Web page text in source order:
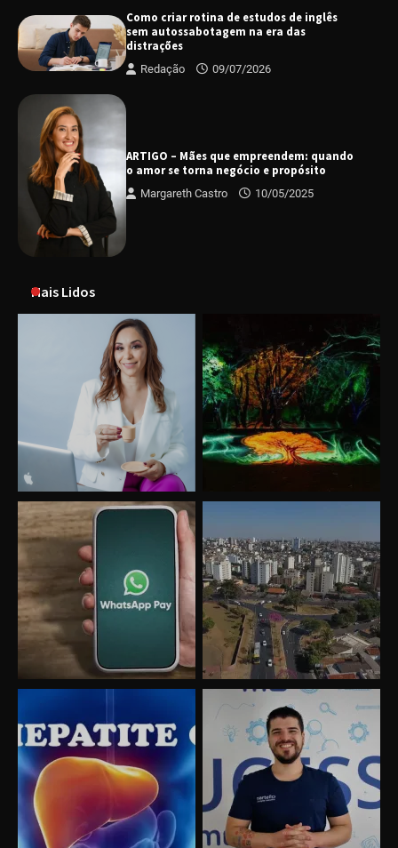
Como criar rotina de estudos de inglês
sem autossabotagem na era das
distrações
Redação 09/07/2026
ARTIGO – Mães que empreendem: quando
o amor se torna negócio e propósito
Margareth Castro 10/05/2025
Mais Lidos